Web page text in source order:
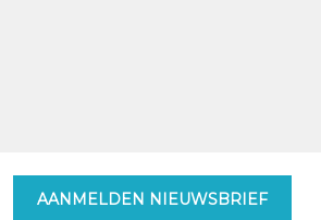
AANMELDEN NIEUWSBRIEF